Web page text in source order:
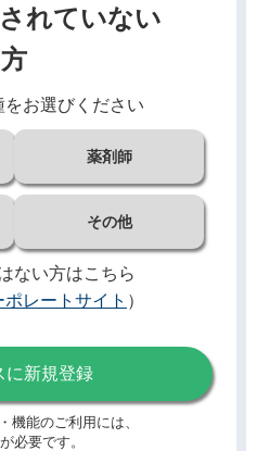
れていない
方
お選びください
薬剤師
その他
ない方はこちら
レートサイト ）
に新規登録
機能のご利用には、
必要です。